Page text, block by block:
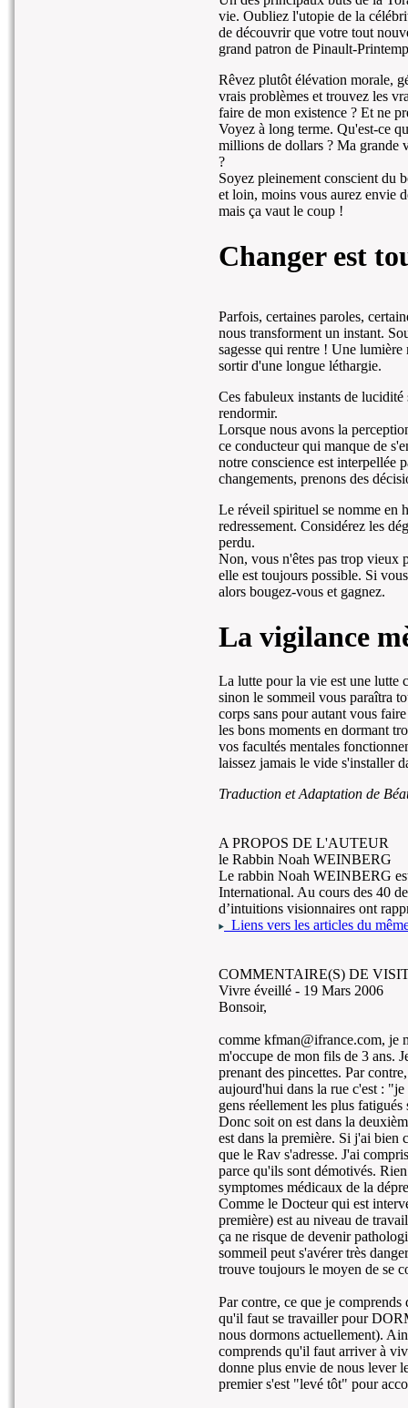
vie. Oubliez l'utopie de la
de découvrir que votre tout
grand patron de Pinault-
Rêvez plutôt élévation morale,
vrais problèmes et trouvez les
faire de mon existence ? Et ne
Voyez à long terme. Qu'est-ce
millions de dollars ? Ma grande
?
Soyez pleinement conscient du
et loin, moins vous aurez envie
mais ça vaut le coup !
Changer est
Parfois, certaines paroles,
nous transforment un instant.
sagesse qui rentre ! Une
sortir d'une longue léthargie.
Ces fabuleux instants de
rendormir.
Lorsque nous avons la
ce conducteur qui manque de
notre conscience est interpellée
changements, prenons des
Le réveil spirituel se nomme en
redressement. Considérez les
perdu.
Non, vous n'êtes pas trop vieux
elle est toujours possible. Si
alors bougez-vous et gagnez.
La vigilance
La lutte pour la vie est une lutte
sinon le sommeil vous paraîtra
corps sans pour autant vous
les bons moments en dormant
vos facultés mentales
laissez jamais le vide s'installer
Traduction et Adaptation de
A PROPOS DE L'AUTEUR
le Rabbin Noah WEINBERG
Le rabbin Noah WEINBERG
International. Au cours des 40
d’intuitions visionnaires ont
Liens vers les articles du
COMMENTAIRE(S) DE
Vivre éveillé - 19 Mars 2006
Bonsoir,
comme kfman@ifrance.com, je
m'occupe de mon fils de 3 ans.
prenant des pincettes. Par
aujourd'hui dans la rue c'est :
gens réellement les plus
Donc soit on est dans la
est dans la première. Si j'ai bien
que le Rav s'adresse. J'ai
parce qu'ils sont démotivés.
symptomes médicaux de la
Comme le Docteur qui est
première) est au niveau de
ça ne risque de devenir
sommeil peut s'avérer très
trouve toujours le moyen de se
Par contre, ce que je
qu'il faut se travailler pour
nous dormons actuellement).
comprends qu'il faut arriver à
donne plus envie de nous lever
premier s'est "levé tôt" pour